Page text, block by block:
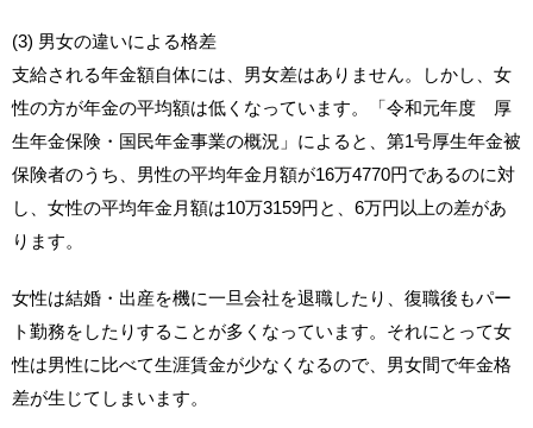
(3) 男女の違いによる格差
支給される年金額自体には、男女差はありません。しかし、女
性の方が年金の平均額は低くなっています。「令和元年度 厚
生年金保険・国民年金事業の概況」によると、第1号厚生年金被
保険者のうち、男性の平均年金月額が16万4770円であるのに対
し、女性の平均年金月額は10万3159円と、6万円以上の差があ
ります。
女性は結婚・出産を機に一旦会社を退職したり、復職後もパー
ト勤務をしたりすることが多くなっています。それにとって女
性は男性に比べて生涯賃金が少なくなるので、男女間で年金格
差が生じてしまいます。